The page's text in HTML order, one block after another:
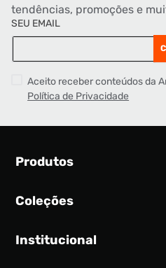
tendências, promoções e
SEU EMAIL
Aceito receber conteúdos da
Política de Privacidade
Produtos
Calendário SNEAKER
Tênis
Coleções
Air Jordan 1
Institucional